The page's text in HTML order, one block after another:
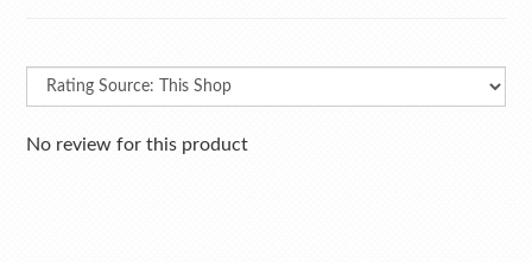
No review for this product